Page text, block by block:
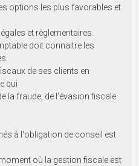
options les plus favorables et
et règlementaires.
doit connaitre les
de ses clients en
qui
la fraude, de l’évasion fiscale
à l'obligation de conseil est
où la gestion fiscale est